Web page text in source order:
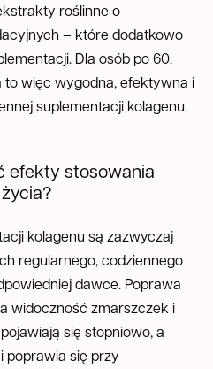
roślinne o
– które dodatkowo
Dla osób po 60.
to więc wygodna, efektywna i
suplementacji kolagenu.
efekty stosowania
kolagenu są zazwyczaj
regularnego, codziennego
dawce. Poprawa
widoczność zmarszczek i
się stopniowo, a
poprawia się przy